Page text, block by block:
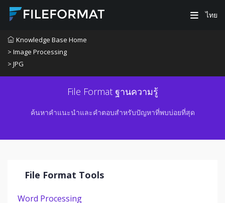
ไทย
Knowledge Base Home
> Image Processing
> JPG
File Format ฐานความรู้
ค้นหาคำแนะนำและคำตอบสำหรับปัญหาที่พบบ่อยที่สุด
File Format Tools
Word Processing